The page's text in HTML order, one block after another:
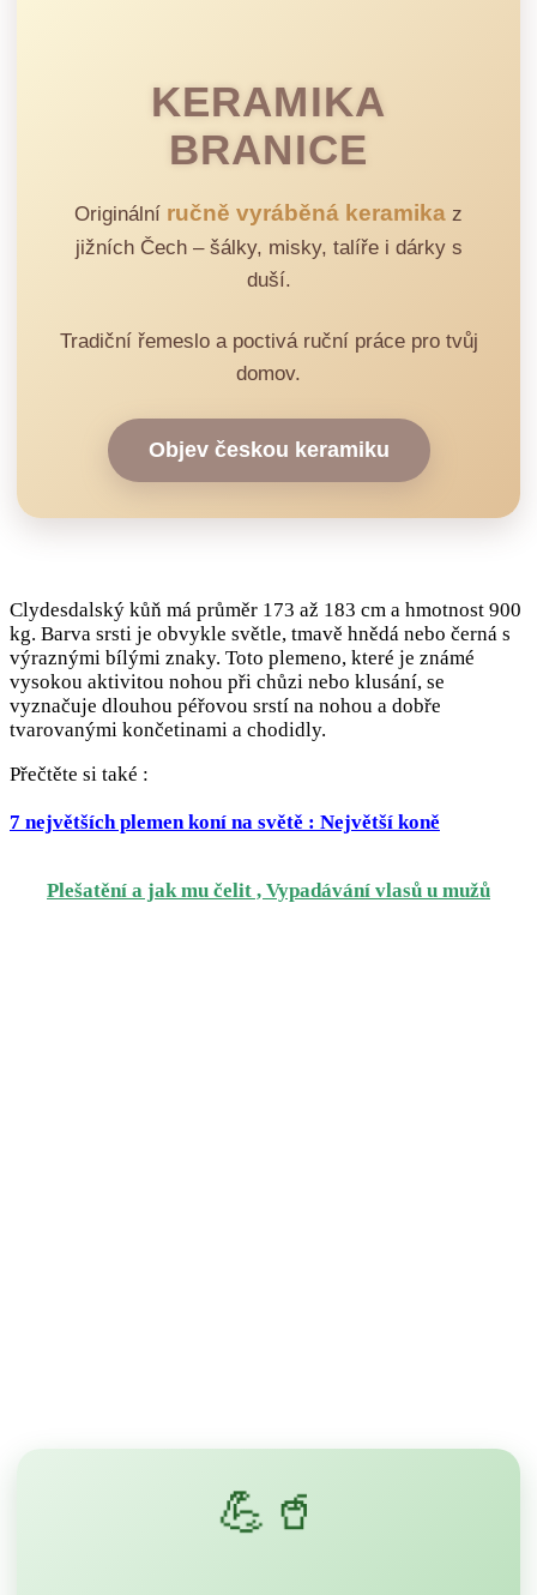
KERAMIKA
BRANICE
Originální ručně vyráběná keramika z
jižních Čech – šálky, misky, talíře i dárky s
duší.
Tradiční řemeslo a poctivá ruční práce pro tvůj
domov.
Objev českou keramiku
Clydesdalský kůň má průměr 173 až 183 cm a hmotnost 900
kg. Barva srsti je obvykle světle, tmavě hnědá nebo černá s
výraznými bílými znaky. Toto plemeno, které je známé
vysokou aktivitou nohou při chůzi nebo klusání, se
vyznačuje dlouhou péřovou srstí na nohou a dobře
tvarovanými končetinami a chodidly.
Přečtěte si také :
7 největších plemen koní na světě : Největší koně
Plešatění a jak mu čelit , Vypadávání vlasů u mužů
💪🥤